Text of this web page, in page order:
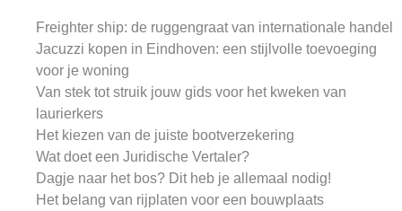
Freighter ship: de ruggengraat van internationale handel
Jacuzzi kopen in Eindhoven: een stijlvolle toevoeging
voor je woning
Van stek tot struik jouw gids voor het kweken van
laurierkers
Het kiezen van de juiste bootverzekering
Wat doet een Juridische Vertaler?
Dagje naar het bos? Dit heb je allemaal nodig!
Het belang van rijplaten voor een bouwplaats